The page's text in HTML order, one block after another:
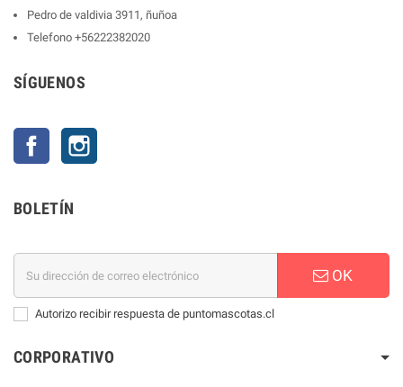
Pedro de valdivia 3911, ñuñoa
Telefono +56222382020
SÍGUENOS
Facebook
BOLETÍN
OK
Autorizo recibir respuesta de puntomascotas.cl
CORPORATIVO